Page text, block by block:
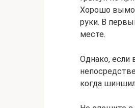
Хорошо
руки. В
месте.
Однако, если
когда